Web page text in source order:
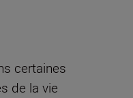
certaines
de la vie